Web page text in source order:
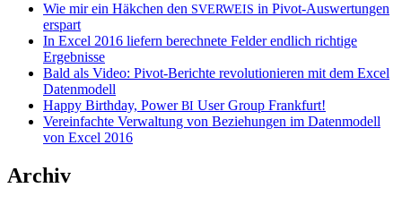
Wie mir ein Häkchen den SVERWEIS in Pivot-Auswertungen
erspart
In Excel 2016 liefern berechnete Felder endlich richtige
Ergebnisse
Bald als Video: Pivot-Berichte revolutionieren mit dem Excel
Datenmodell
Happy Birthday, PowerBI User Group Frankfurt!
Vereinfachte Verwaltung von Beziehungen im Datenmodell
von Excel 2016
Archiv